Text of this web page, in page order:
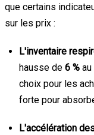
que certains
sur les prix :
L'inventaire
hausse de 6 %
choix pour les
forte pour
L'accélération